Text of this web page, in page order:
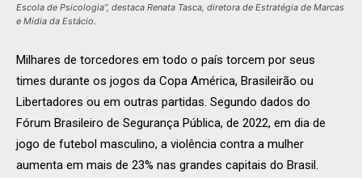
Escola de Psicologia”, destaca Renata Tasca, diretora de Estratégia de Marcas
e Mídia da Estácio.
Milhares de torcedores em todo o país torcem por seus
times durante os jogos da Copa América, Brasileirão ou
Libertadores ou em outras partidas. Segundo dados do
Fórum Brasileiro de Segurança Pública, de 2022, em dia de
jogo de futebol masculino, a violência contra a mulher
aumenta em mais de 23% nas grandes capitais do Brasil.